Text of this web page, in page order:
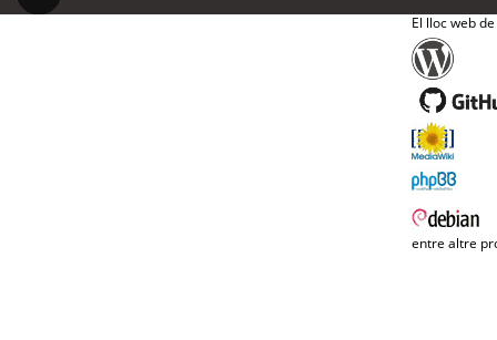
El lloc web
entre altre